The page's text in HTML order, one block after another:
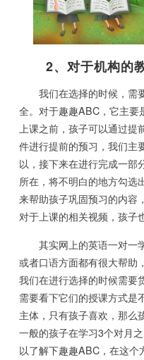
2、对于机构的
我们在选择的时候，需
全。对于趣趣ABC，它主要
上课之前，孩子可以通过提
件进行提前的预习，我们主
以，接下来在进行完成一部
所在，将不明白的地方勾选
来帮助孩子巩固预习的内容
对于上课的相关视频，孩子
其实网上的英语一对一
或者口语方面都有很大帮助
我们在进行选择的时候需要
需要看下它们的授课方式是
主体，只有孩子喜欢，那么
一般的孩子在学习3个对月
以了解下趣趣ABC，在这个